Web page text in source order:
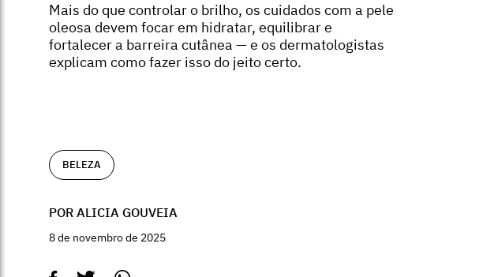
Mais do que controlar o brilho, os cuidados com a pele
oleosa devem focar em hidratar, equilibrar e
fortalecer a barreira cutânea — e os dermatologistas
explicam como fazer isso do jeito certo.
BELEZA
POR ALICIA GOUVEIA
8 de novembro de 2025